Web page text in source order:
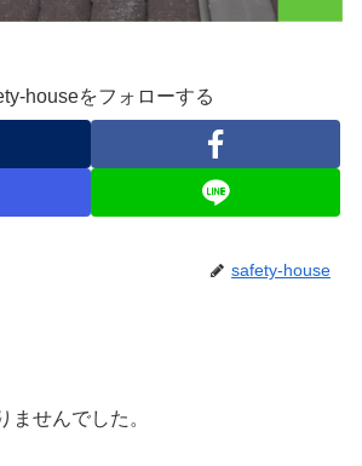
houseをフォローする
safety-house
ませんでした。